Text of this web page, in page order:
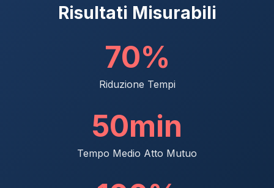
Risultati Misurabili
70%
Riduzione Tempi
50min
Tempo Medio Atto Mutuo